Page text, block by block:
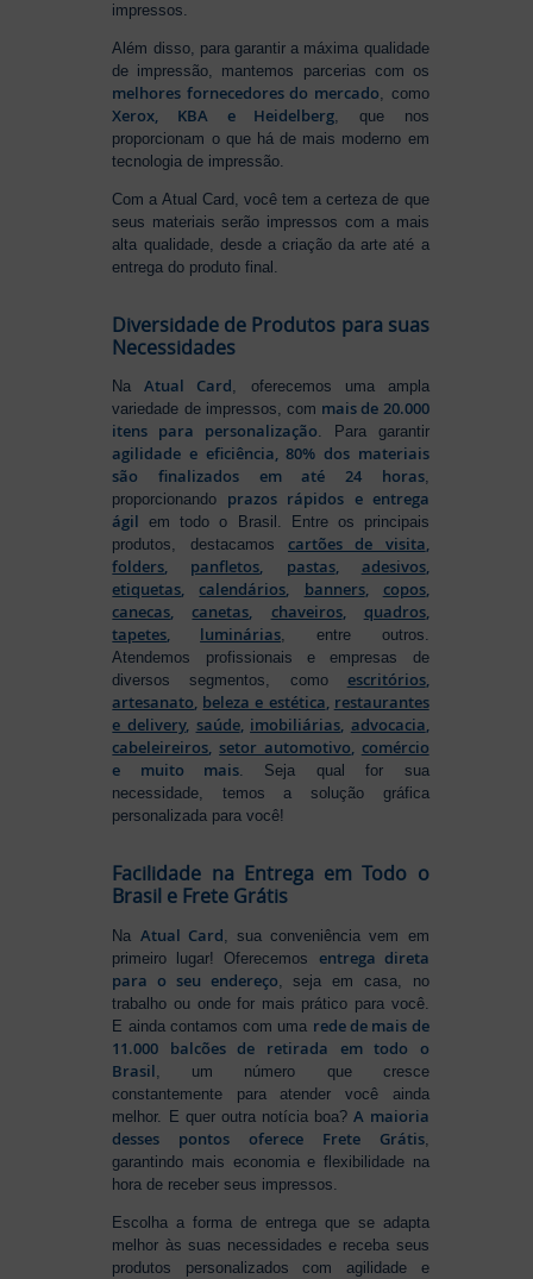
impressos.
Além disso, para garantir a máxima qualidade
de impressão, mantemos parcerias com os
melhores fornecedores do mercado , como
Xerox, KBA e Heidelberg , que nos
proporcionam o que há de mais moderno em
tecnologia de impressão.
Com a Atual Card, você tem a certeza de que
seus materiais serão impressos com a mais
alta qualidade, desde a criação da arte até a
entrega do produto final.
Diversidade de Produtos para suas
Necessidades
NaAtual Card, oferecemos uma ampla
variedade de impressos, com mais de 20.000
itens para personalização. Para garantir
agilidade e eficiência, 80% dos materiais
são finalizados em até 24 horas,
proporcionando prazos rápidos e entrega
ágil em todo o Brasil. Entre os principais
produtos, destacamos cartões de visita,
folders, panfletos, pastas, adesivos,
etiquetas,calendários, banners, copos,
canecas,canetas, chaveiros, quadros,
tapetes, luminárias, entre outros.
Atendemos profissionais e empresas de
diversos segmentos, como escritórios,
artesanato, beleza e estética, restaurantes
e delivery, saúde, imobiliárias, advocacia,
cabeleireiros, setor automotivo, comércio
e muito mais. Seja qual for sua
necessidade, temos a solução gráfica
personalizada para você!
Facilidade na Entrega em Todo o
Brasil e Frete Grátis
Na Atual Card, sua conveniência vem em
primeiro lugar! Oferecemos entrega direta
para o seu endereço, seja em casa, no
trabalho ou onde for mais prático para você.
E ainda contamos com uma rede de mais de
11.000 balcões de retirada em todo o
Brasil, um número que cresce
constantemente para atender você ainda
melhor. E quer outra notícia boa?A maioria
desses pontos oferece Frete Grátis,
garantindo mais economia e flexibilidade na
hora de receber seus impressos.
Escolha a forma de entrega que se adapta
melhor às suas necessidades e receba seus
produtos personalizados com agilidade e